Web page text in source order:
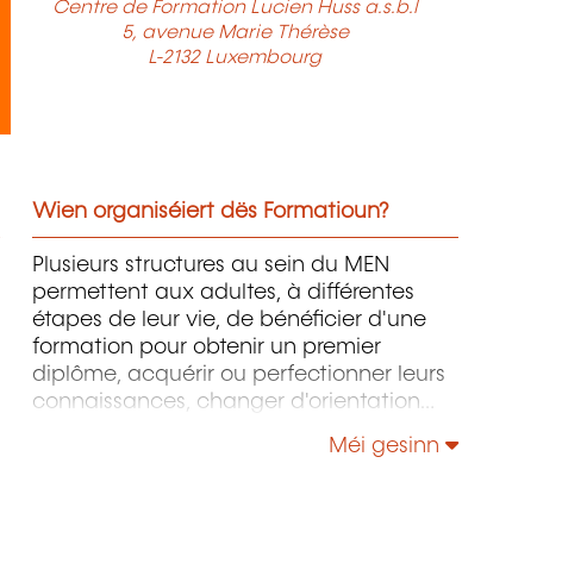
Centre de Formation Lucien Huss a.s.b.l
5, avenue Marie Thérèse
L-2132 Luxembourg
Wien organiséiert dës Formatioun?
Plusieurs structures au sein du MEN
permettent aux adultes, à différentes
étapes de leur vie, de bénéficier d'une
formation pour obtenir un premier
diplôme, acquérir ou perfectionner leurs
connaissances, changer d'orientation
technologies, enrichir leur culture
Méi gesinn